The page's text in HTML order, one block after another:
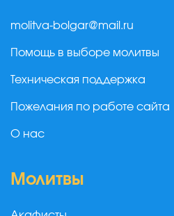
molitva-bolgar@mail.ru
Помощь в выборе молитвы
Техническая поддержка
Пожелания по работе сайта
О нас
Молитвы